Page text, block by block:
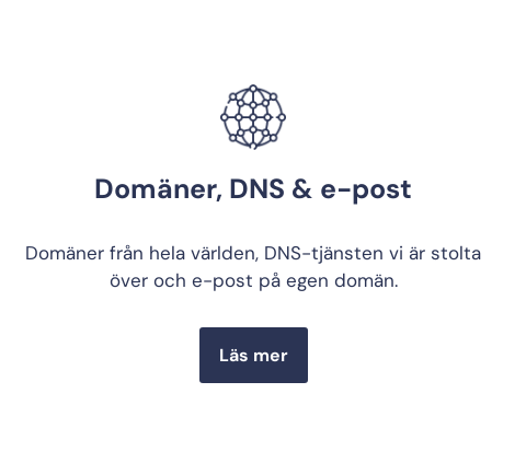
Domäner, DNS & e-post
Domäner från hela världen, DNS-tjänsten vi är stolta
över och e-post på egen domän.
Läs mer